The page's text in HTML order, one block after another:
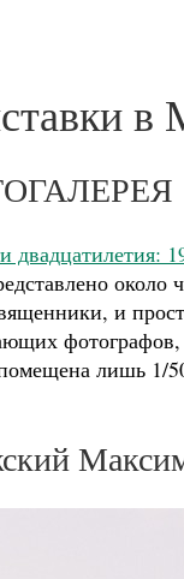
в
двадцатилетия:
и
лишь 1/